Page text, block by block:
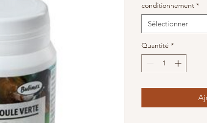
conditionnement *
Sélectionner
Quantité *